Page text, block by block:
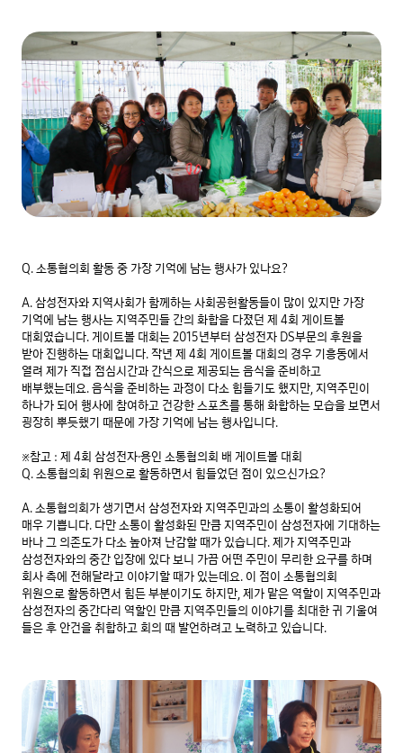
Q. 소통협의회 활동 중 가장 기억에 남는 행사가 있나요?
A. 삼성전자와 지역사회가 함께하는 사회공헌활동들이 많이 있지만 가장
기억에 남는 행사는 지역주민들 간의 화합을 다졌던 제 4회 게이트볼
대회였습니다. 게이트볼 대회는 2015년부터 삼성전자 DS부문의 후원을
받아 진행하는 대회입니다. 작년 제 4회 게이트볼 대회의 경우 기흥동에서
열려 제가 직접 점심시간과 간식으로 제공되는 음식을 준비하고
배부했는데요. 음식을 준비하는 과정이 다소 힘들기도 했지만, 지역주민이
하나가 되어 행사에 참여하고 건강한 스포츠를 통해 화합하는 모습을 보면서
굉장히 뿌듯했기 때문에 가장 기억에 남는 행사입니다.
※참고 : 제 4회 삼성전자∙용인 소통협의회 배 게이트볼 대회
Q. 소통협의회 위원으로 활동하면서 힘들었던 점이 있으신가요?
A. 소통협의회가 생기면서 삼성전자와 지역주민과의 소통이 활성화되어
매우 기쁩니다. 다만 소통이 활성화된 만큼 지역주민이 삼성전자에 기대하는
바나 그 의존도가 다소 높아져 난감할 때가 있습니다. 제가 지역주민과
삼성전자와의 중간 입장에 있다 보니 가끔 어떤 주민이 무리한 요구를 하며
회사 측에 전해달라고 이야기할 때가 있는데요. 이 점이 소통협의회
위원으로 활동하면서 힘든 부분이기도 하지만, 제가 맡은 역할이 지역주민과
삼성전자의 중간다리 역할인 만큼 지역주민들의 이야기를 최대한 귀 기울여
들은 후 안건을 취합하고 회의 때 발언하려고 노력하고 있습니다.